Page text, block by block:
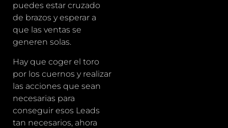
puedes estar cruzado
de brazos y esperar a
que las ventas se
generen solas.
Hay que coger el toro
por los cuernos y realizar
las acciones que sean
necesarias para
conseguir esos Leads
tan necesarios, ahora